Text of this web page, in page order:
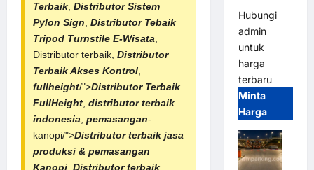
Terbaik, DistributorSistem
Pylon Sign, Distributor Tebaik
Tripod Turnstile E-Wisata,
Distributor terbaik, Distributor
Terbaik Akses Kontrol,
fullheight/">Distributor Terbaik
FullHeight, distributor terbaik
indonesia, pemasangan-
kanopi/">Distributor terbaik jasa
produksi & pemasangan
Kanopi, Distributor terbaik
Hubungi
admin
untuk
harga
terbaru
Minta
Harga